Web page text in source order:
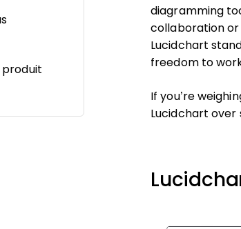
produit
diagramming
collaboration or
Lucidchart
freedom to
If you’re
Lucidchart